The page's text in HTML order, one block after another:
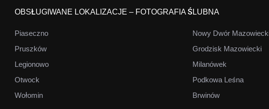
OBSŁUGIWANE LOKALIZACJE – FOTOGRAFIA ŚLUBNA
Piaseczno
Pruszków
Legionowo
Otwock
Wołomin
Nowy Dwór
Grodzisk Mazowiecki
Milanówek
Podkowa Leśna
Brwinów